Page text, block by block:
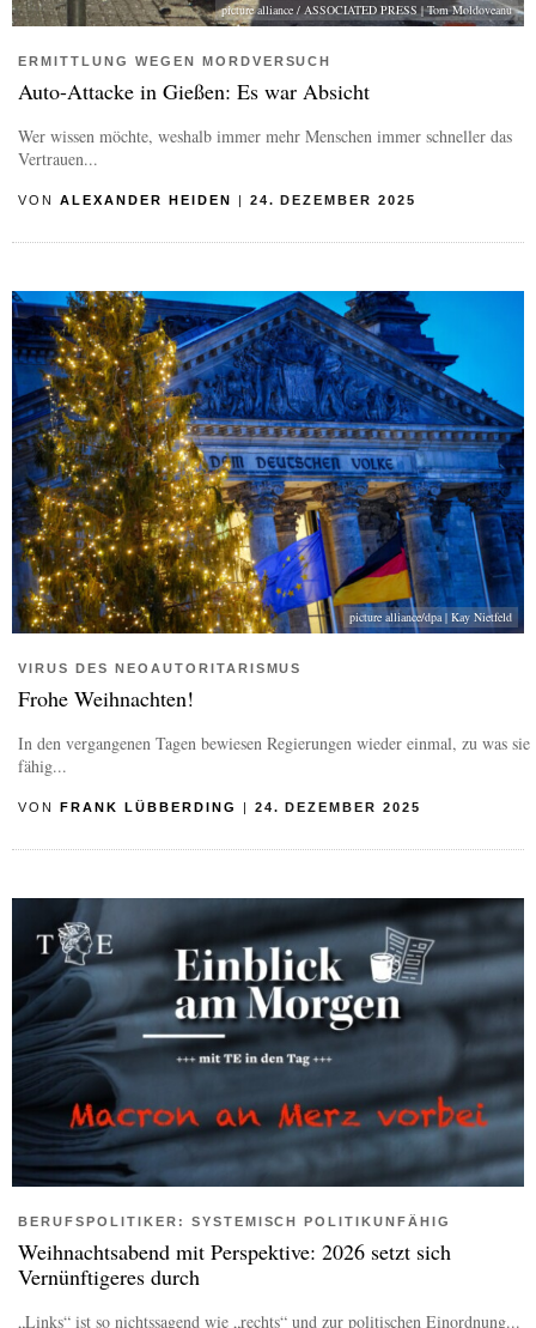
picture alliance / ASSOCIATED PRESS | Tom Moldoveanu
ERMITTLUNG WEGEN MORDVERSUCH
Auto-Attacke in Gießen: Es war Absicht
Wer wissen möchte, weshalb immer mehr Menschen immer schneller das
Vertrauen...
VON ALEXANDER HEIDEN 24. DEZEMBER 2025
picture alliance/dpa | Kay Nietfeld
VIRUS DES NEOAUTORITARISMUS
Frohe Weihnachten!
In den vergangenen Tagen bewiesen Regierungen wieder einmal, zu was sie
fähig...
VON FRANK LÜBBERDING | 24. DEZEMBER 2025
BERUFSPOLITIKER: SYSTEMISCH POLITIKUNFÄHIG
Weihnachtsabend mit Perspektive: 2026 setzt sich
Vernünftigeres durch
„Links“ ist so nichtssagend wie „rechts“ und zur politischen Einordnung...